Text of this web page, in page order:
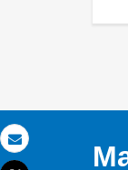
Correo electrónico